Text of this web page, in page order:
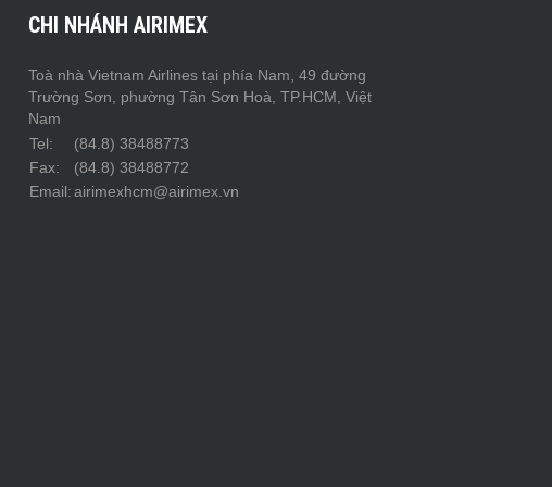
CHI NHÁNH AIRIMEX
Toà nhà Vietnam Airlines tại phía Nam, 49 đường
Trường Sơn, phường Tân Sơn Hoà, TP.HCM, Việt
Nam
Tel:
(84.8) 38488773
Fax:
(84.8) 38488772
Email:airimexhcm@airimex.vn